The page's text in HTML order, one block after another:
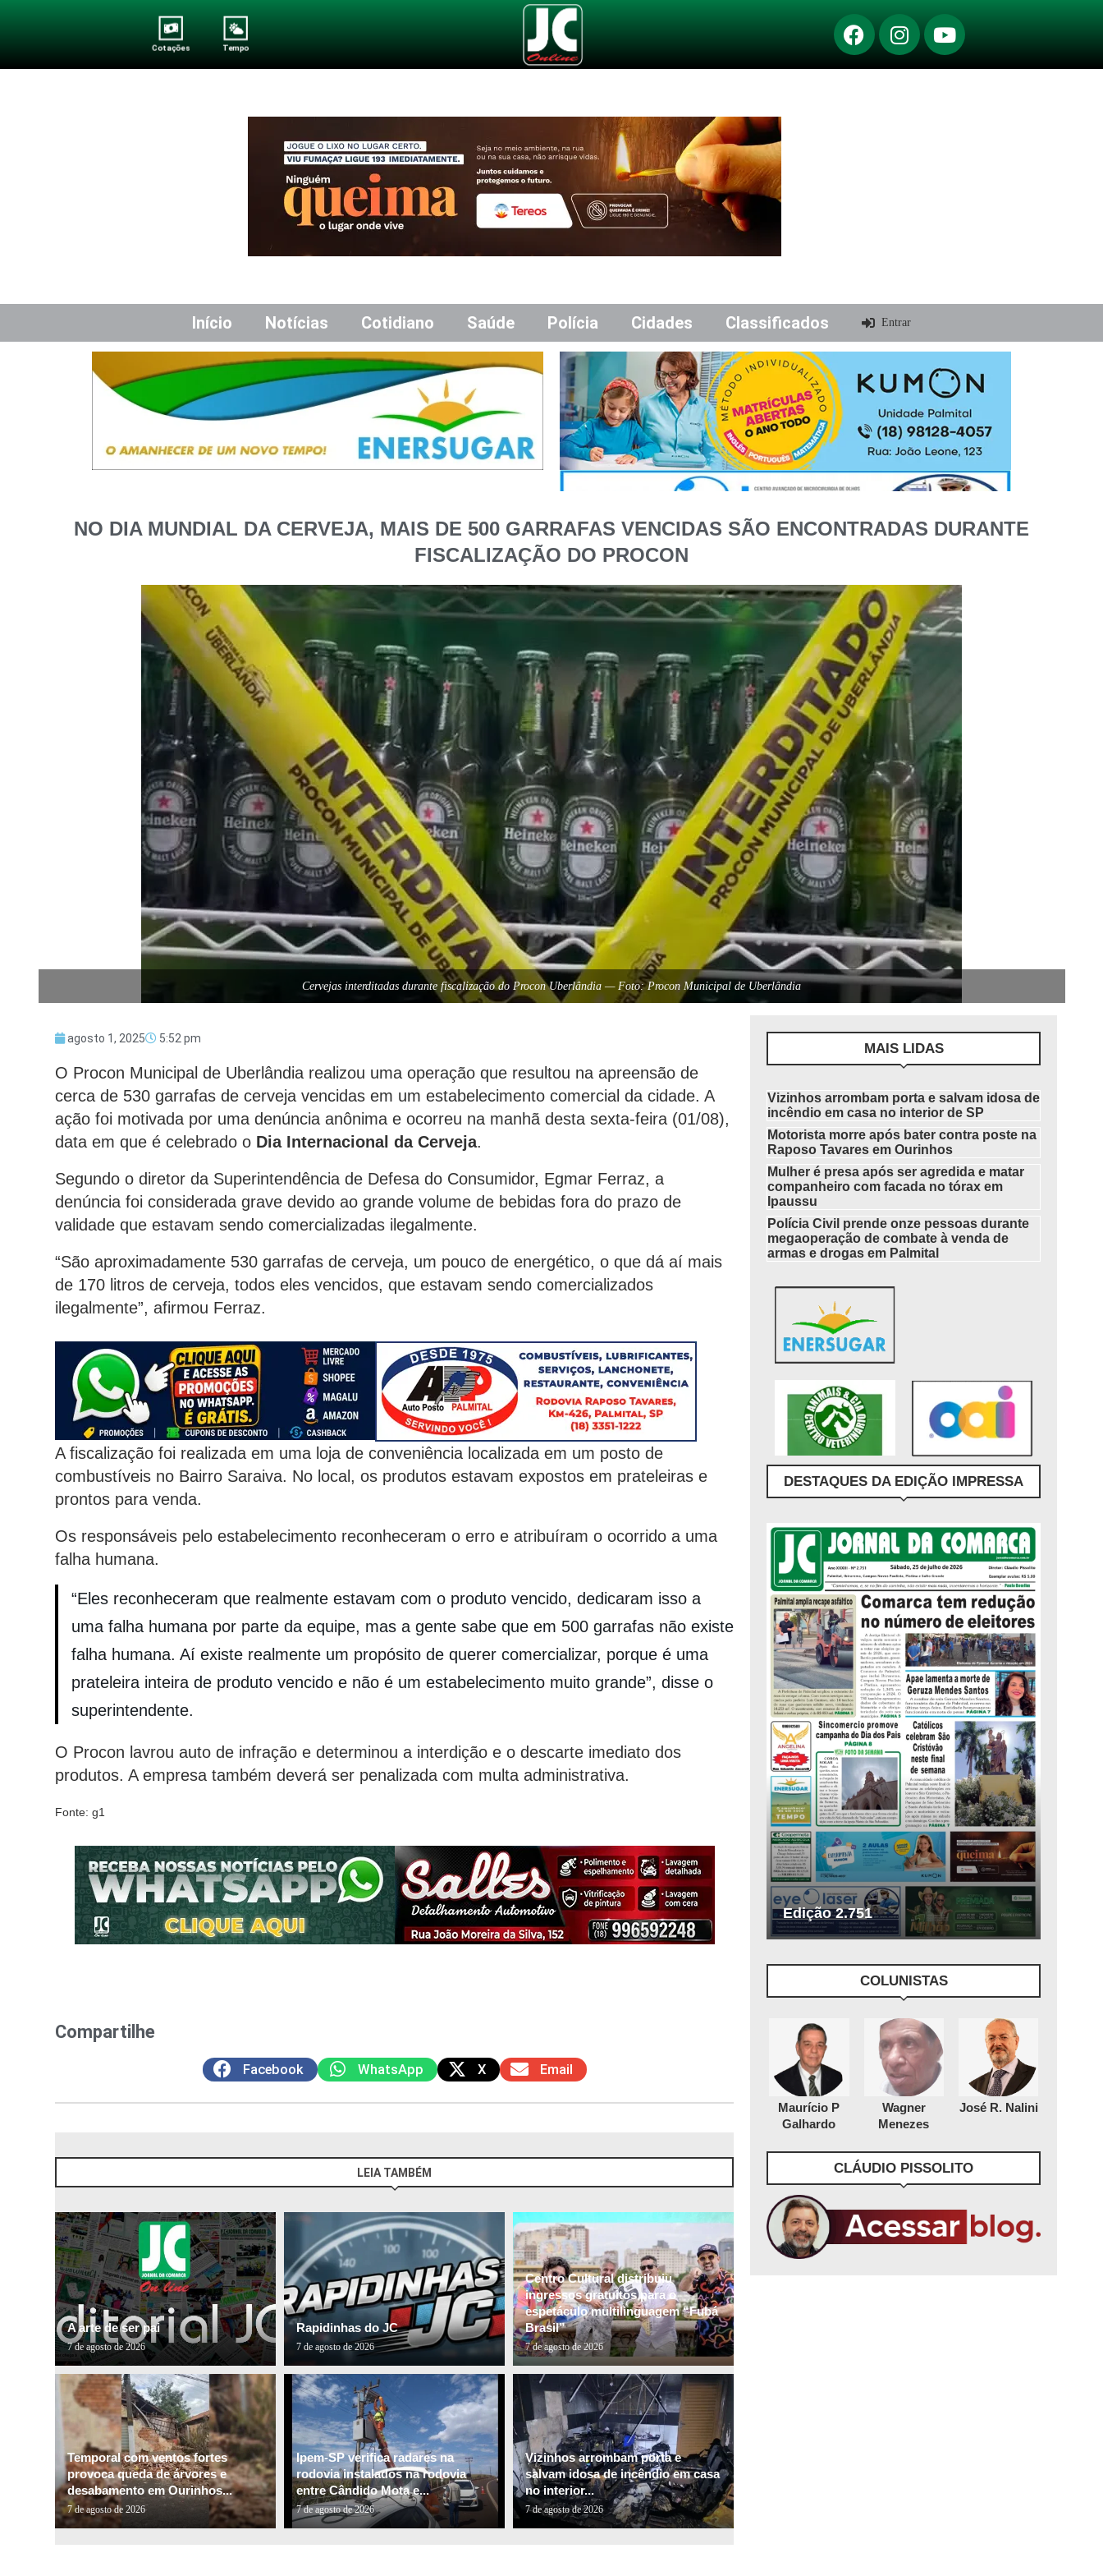
Cotações Tempo
Início Notícias Cotidiano Saúde Polícia Cidades Classificados Entrar
NO DIA MUNDIAL DA CERVEJA, MAIS DE 500 GARRAFAS VENCIDAS SÃO ENCONTRADAS DURANTE
FISCALIZAÇÃO DO PROCON
Cervejas interditadas durante fiscalização do Procon Uberlândia — Foto: Procon Municipal de Uberlândia
agosto 1, 2025 5:52 pm
O Procon Municipal de Uberlândia realizou uma operação que resultou na apreensão de
cerca de 530 garrafas de cerveja vencidas em um estabelecimento comercial da cidade. A
ação foi motivada por uma denúncia anônima e ocorreu na manhã desta sexta-feira (01/08),
data em que é celebrado o Dia Internacional da Cerveja.
Segundo o diretor da Superintendência de Defesa do Consumidor, Egmar Ferraz, a
denúncia foi considerada grave devido ao grande volume de bebidas fora do prazo de
validade que estavam sendo comercializadas ilegalmente.
“São aproximadamente 530 garrafas de cerveja, um pouco de energético, o que dá aí mais
de 170 litros de cerveja, todos eles vencidos, que estavam sendo comercializados
ilegalmente”, afirmou Ferraz.
A fiscalização foi realizada em uma loja de conveniência localizada em um posto de
combustíveis no Bairro Saraiva. No local, os produtos estavam expostos em prateleiras e
prontos para venda.
Os responsáveis pelo estabelecimento reconheceram o erro e atribuíram o ocorrido a uma
falha humana.
“Eles reconheceram que realmente estavam com o produto vencido, dedicaram isso a
uma falha humana por parte da equipe, mas a gente sabe que em 500 garrafas não existe
falha humana. Aí existe realmente um propósito de querer comercializar, porque é uma
prateleira inteira de produto vencido e não é um estabelecimento muito grande”, disse o
superintendente.
O Procon lavrou auto de infração e determinou a interdição e o descarte imediato dos
produtos. A empresa também deverá ser penalizada com multa administrativa.
Fonte: g1
Compartilhe
Facebook WhatsApp X Email
LEIA TAMBÉM
A arte de ser pai
7 de agosto de 2026
Rapidinhas do JC
7 de agosto de 2026
Centro Cultural distribuiu
ingressos gratuitos para o
espetáculo multilinguagem “Fubá
Brasil”
7 de agosto de 2026
Temporal com ventos fortes
provoca queda de árvores e
desabamento em Ourinhos...
7 de agosto de 2026
Ipem-SP verifica radares na
rodovia instalados na rodovia
entre Cândido Mota e...
7 de agosto de 2026
Vizinhos arrombam porta e
salvam idosa de incêndio em casa
no interior...
7 de agosto de 2026
MAIS LIDAS
Vizinhos arrombam porta e salvam idosa de
incêndio em casa no interior de SP
Motorista morre após bater contra poste na
Raposo Tavares em Ourinhos
Mulher é presa após ser agredida e matar
companheiro com facada no tórax em
Ipaussu
Polícia Civil prende onze pessoas durante
megaoperação de combate à venda de
armas e drogas em Palmital
DESTAQUES DA EDIÇÃO IMPRESSA
Edição 2.751
COLUNISTAS
Maurício P
Galhardo
Wagner
Menezes
José R. Nalini
CLÁUDIO PISSOLITO